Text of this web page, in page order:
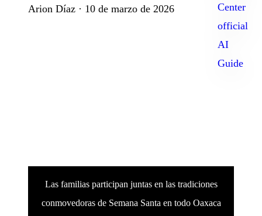
Talk
to
Monte
Albán
Arion Díaz · 10 de marzo de 2026
Las familias participan juntas en las tradiciones
conmovedoras de Semana Santa en todo Oaxaca